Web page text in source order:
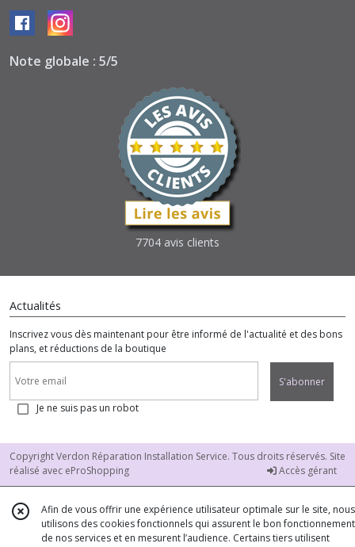
Klimt
(10)
World
Mouse
World
Mysterious
(9)
Forest
(4)
Note globale : 5/5
7704 avis clients
Actualités
Inscrivez vous dès maintenant pour être informé de l'actualité et des bons
plans, et réductions de la boutique
S'abonner
Je ne suis pas un robot
Copyright Verdon Réparation Installation Service. Tous droits réservés. Site
réalisé avec eProShopping Accès gérant
Afin de vous offrir une expérience utilisateur optimale sur le site, nous
utilisons des cookies fonctionnels qui assurent le bon fonctionnement
de nos services et en mesurent l’audience. Certains tiers utilisent